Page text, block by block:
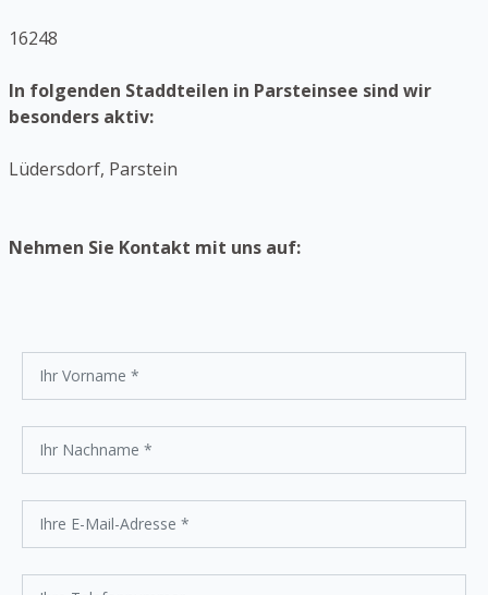
16248
In folgenden Staddteilen in Parsteinsee sind wir
besonders aktiv:
Lüdersdorf, Parstein
Nehmen Sie Kontakt mit uns auf: